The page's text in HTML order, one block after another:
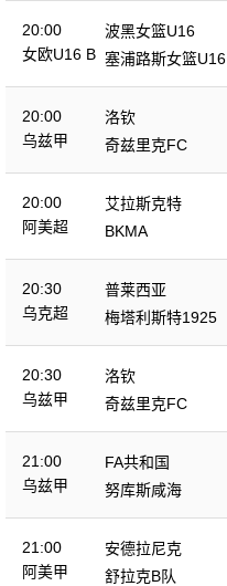
20:00
女欧U16 B
波黑女篮U16
塞浦路斯女篮U16
20:00
乌兹甲
洛钦
奇兹里克FC
20:00
阿美超
艾拉斯克特
BKMA
20:30
乌克超
普莱西亚
梅塔利斯特1925
20:30
乌兹甲
洛钦
奇兹里克FC
21:00
乌兹甲
FA共和国
努库斯咸海
21:00
阿美甲
安德拉尼克
舒拉克B队